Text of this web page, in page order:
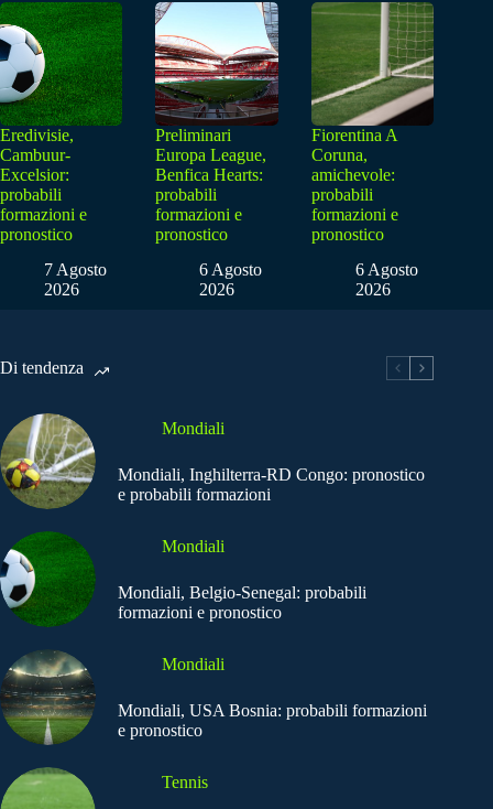
Eredivisie,
Cambuur-
Excelsior:
probabili
formazioni e
pronostico
7 Agosto
2026
Preliminari
Europa League,
Benfica Hearts:
probabili
formazioni e
pronostico
6 Agosto
2026
Fiorentina A
Coruna,
amichevole:
probabili
formazioni e
pronostico
6 Agosto
2026
Di tendenza
Mondiali
Mondiali, Inghilterra-RD Congo: pronostico
e probabili formazioni
Mondiali
Mondiali, Belgio-Senegal: probabili
formazioni e pronostico
Mondiali
Mondiali, USA Bosnia: probabili formazioni
e pronostico
Tennis